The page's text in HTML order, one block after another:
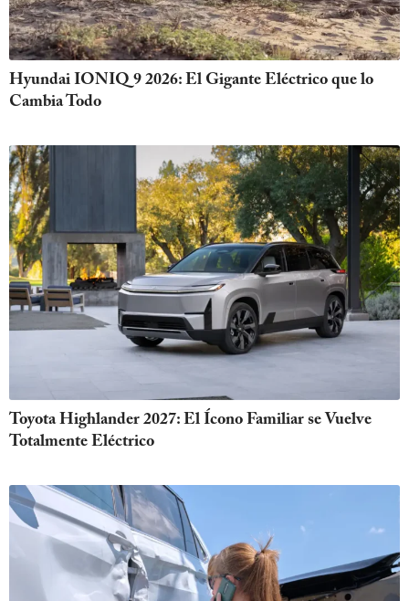
Hyundai IONIQ 9 2026: El Gigante Eléctrico que lo
Cambia Todo
Toyota Highlander 2027: El Ícono Familiar se Vuelve
Totalmente Eléctrico